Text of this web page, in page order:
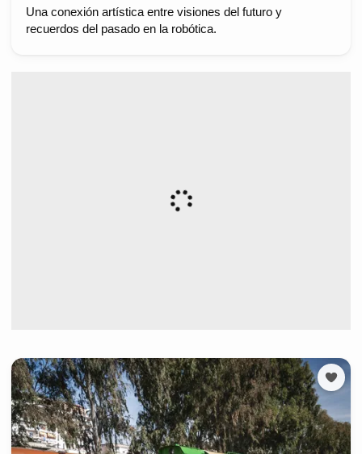
Una conexión artística entre visiones del futuro y
recuerdos del pasado en la robótica.